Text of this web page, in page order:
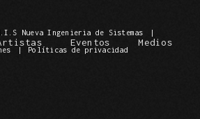
Eventos Medios
Nueva Ingenieria de Sistemas |
| Políticas de privacidad